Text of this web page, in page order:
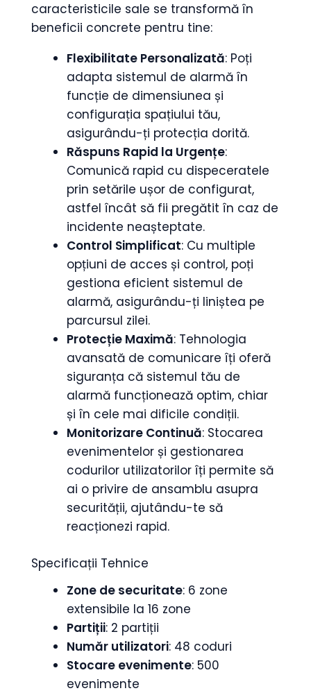
caracteristicile sale se transformă în
beneficii concrete pentru tine:
Flexibilitate Personalizată: Poți
adapta sistemul de alarmă în
funcție de dimensiunea și
configurația spațiului tău,
asigurându-ți protecția dorită.
Răspuns Rapid la Urgențe:
Comunică rapid cu dispeceratele
prin setările ușor de configurat,
astfel încât să fii pregătit în caz de
incidente neașteptate.
Control Simplificat: Cu multiple
opțiuni de acces și control, poți
gestiona eficient sistemul de
alarmă, asigurându-ți liniștea pe
parcursul zilei.
Protecție Maximă: Tehnologia
avansată de comunicare îți oferă
siguranța că sistemul tău de
alarmă funcționează optim, chiar
și în cele mai dificile condiții.
Monitorizare Continuă: Stocarea
evenimentelor și gestionarea
codurilor utilizatorilor îți permite să
ai o privire de ansamblu asupra
securității, ajutându-te să
reacționezi rapid.
Specificații Tehnice
Zone de securitate: 6 zone
extensibile la 16 zone
Partiții: 2 partiții
Număr utilizatori: 48 coduri
Stocare evenimente: 500
evenimente